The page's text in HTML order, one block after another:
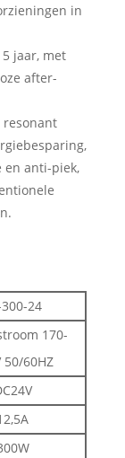
in
jaar, met
after-
resonant
anti-piek,
300-24
170-
50/60HZ